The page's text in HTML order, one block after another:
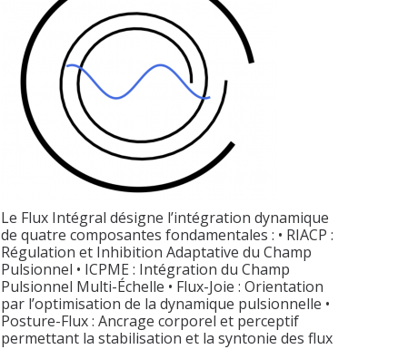
Le Flux Intégral désigne l’intégration dynamique
de quatre composantes fondamentales : • RIACP :
Régulation et Inhibition Adaptative du Champ
Pulsionnel • ICPME : Intégration du Champ
Pulsionnel Multi-Échelle • Flux-Joie : Orientation
par l’optimisation de la dynamique pulsionnelle •
Posture-Flux : Ancrage corporel et perceptif
permettant la stabilisation et la syntonie des flux